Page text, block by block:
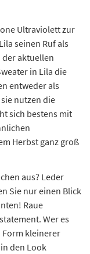
Ultraviolett zur
seinen Ruf als
der aktuellen
in Lila die
entweder als
nutzen die
sich bestens mit
Herbst ganz groß
aus? Leder
Sie nur einen Blick
Raue
Wer es
Form kleinerer
den Look